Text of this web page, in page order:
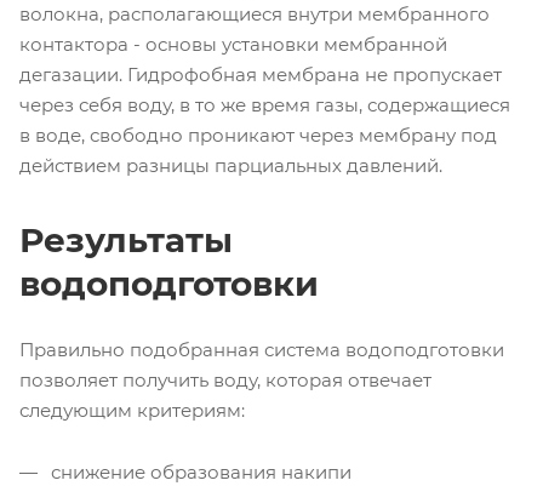
волокна, располагающиеся внутри мембранного
контактора - основы установки мембранной
дегазации. Гидрофобная мембрана не пропускает
через себя воду, в то же время газы, содержащиеся
в воде, свободно проникают через мембрану под
действием разницы парциальных давлений.
Результаты
водоподготовки
Правильно подобранная система водоподготовки
позволяет получить воду, которая отвечает
следующим критериям:
снижение образования накипи